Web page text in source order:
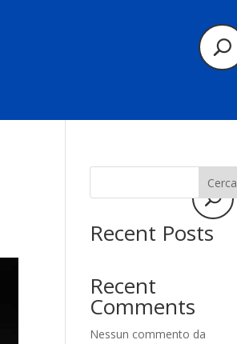
Cerca
Recent Posts
Recent
Comments
Nessun commento da